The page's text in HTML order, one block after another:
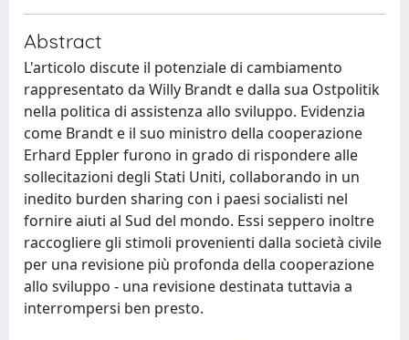
Abstract
L'articolo discute il potenziale di cambiamento
rappresentato da Willy Brandt e dalla sua Ostpolitik
nella politica di assistenza allo sviluppo. Evidenzia
come Brandt e il suo ministro della cooperazione
Erhard Eppler furono in grado di rispondere alle
sollecitazioni degli Stati Uniti, collaborando in un
inedito burden sharing con i paesi socialisti nel
fornire aiuti al Sud del mondo. Essi seppero inoltre
raccogliere gli stimoli provenienti dalla società civile
per una revisione più profonda della cooperazione
allo sviluppo - una revisione destinata tuttavia a
interrompersi ben presto.